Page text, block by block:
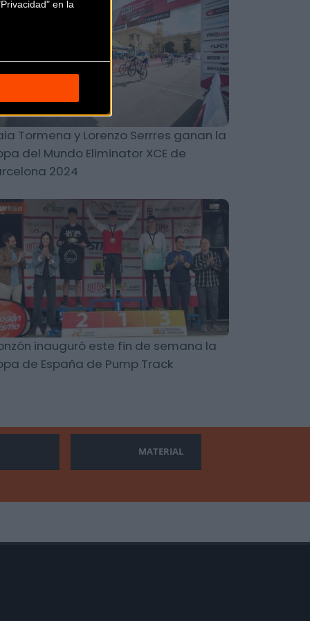
en la
Tormena y Lorenzo Serrres ganan la
del Mundo Eliminator XCE de
2024
inauguró este fin de semana la
de España de Pump Track
MATERIAL